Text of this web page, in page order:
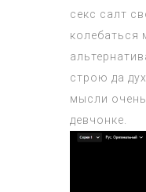
секс салт
колебаться
строю да
мысли
девчонке.